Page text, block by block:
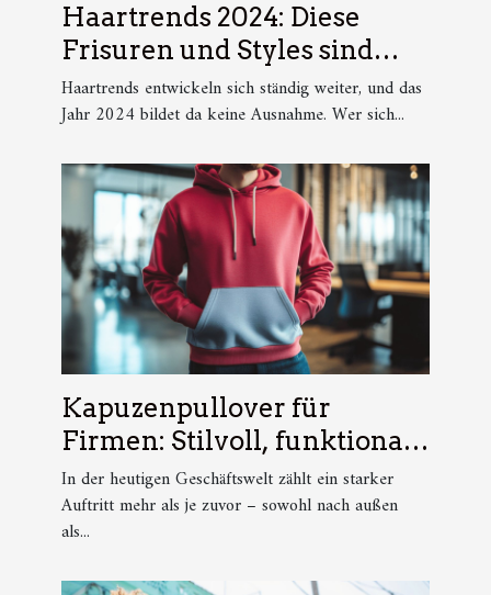
Haartrends 2024: Diese
Frisuren und Styles sind
aktuell beliebt
Haartrends entwickeln sich ständig weiter, und das
Jahr 2024 bildet da keine Ausnahme. Wer sich...
Kapuzenpullover für
Firmen: Stilvoll, funktional
und markenstark
In der heutigen Geschäftswelt zählt ein starker
Auftritt mehr als je zuvor – sowohl nach außen
als...